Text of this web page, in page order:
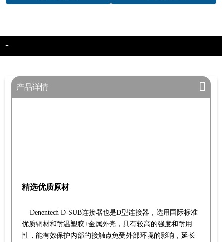
产品详情
精选优质原材
Denentech D-SUB连接器也是D型连接器，选用国际标准
优质铜材和耐温塑胶+金属外壳，具有较高的强度和耐用
性，能有效保护内部的接触点免受外部环境的影响，延长